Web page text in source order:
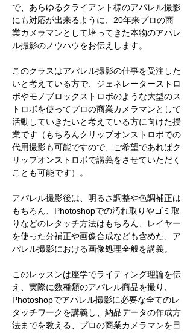
で、あらゆるクライアント様のアパレル撮影
にも対応が出来るように、20年来プロの商
業カメラマンとして培ってきた本物のアパレ
ル撮影のノウハウをお伝えします。​
このクラスはアパレル撮影の仕事を受注した
いと考えている方で、 ジェネレーターストロ
ボやモノブロックストロボのような大型のス
トロボを使ってプロの商業カメラマンとして
活動していきたいと考えている方に向けた授
業です（もちろんクリップオンストロボでの
代用撮影も可能ですので、ご希望であればク
リップオンストロボで講義をさせていただく
ことも可能です）。
アパレル撮影後は、明るさ調整や色調補正は
もちろん、Photoshopでの汚れ取りやゴミ取
りなどのレタッチ方法はもちろん、レイヤー
を使った分補正や画像合成なども含めた、ア
パレル撮影における画像処理全般を講義。
このレッスンは座学でライティング理論を伝
え、実際に数種類のアパレル商品を撮り、
Photoshopでアパレル撮影に必要な全てのレ
タッチワークを講義し、納品データの作成方
法までを教える、プロの商業カメラマンを目